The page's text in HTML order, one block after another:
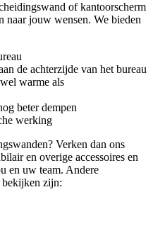
of kantoorscherm
naar jouw wensen. We bieden
de achterzijde van het bureau
warme als
beter dempen
werking
Verken dan ons
en overige accessoires en
en uw team. Andere
bekijken zijn: